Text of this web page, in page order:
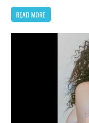
READ MORE